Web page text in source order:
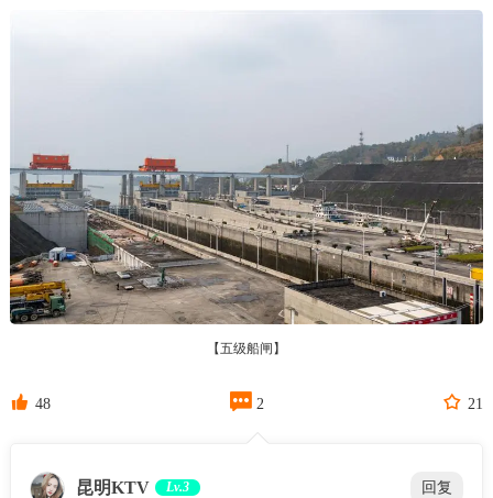
【五级船闸】
 48  2  21
昆明KTV Lv.3 回复